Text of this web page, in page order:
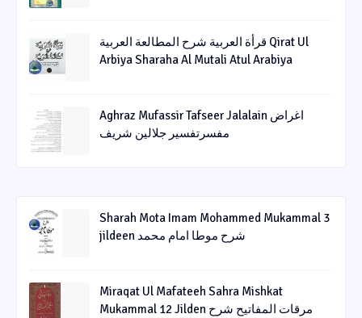
قرأة العربیة شرح المطالعة العربیة Qirat Ul
Arbiya Sharaha Al Mutali Atul Arabiya
Aghraz Mufassir Tafseer Jalalain اغراض
مفسرتفسیر جلالین شریف
Sharah Mota Imam Mohammed Mukammal 3
jildeen شرح موطا امام محمد
Miraqat Ul Mafateeh Sahra Mishkat
Mukammal 12 Jilden مرقات المفاتیح شرح